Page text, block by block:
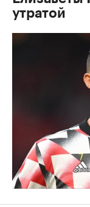
утратой